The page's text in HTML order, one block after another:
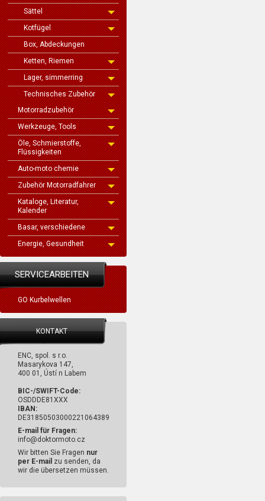
Sättel
Kotfügel
Box, Abdeckungen
Ketten, Riemen
Lager, simmerring
Technisches Zubehör
Motorradzubehör
Werkzeuge, Tools
Öle, Schmierstoffe,
Flüssigkeiten
Auto-moto chemie
Zubehör Motorradfahrer
Kataloge, Literatur,
Kalender
Basar, verschiedene
Energie, Gesundheit
SERVICEARBEITEN
GO Kurbelwellen
KONTAKT
ENC, spol. s r.o.
Masarykova 147,
400 01, Ústí n Labem
BIC-/SWIFT-Code:
OSDDDE81XXX
IBAN:
DE31850503000221064389
E-mail für Fragen:
info@doktormoto.cz
Wir bitten Sie Fragen nur
per E-mail zu senden, da
wir die übersetzen müssen.